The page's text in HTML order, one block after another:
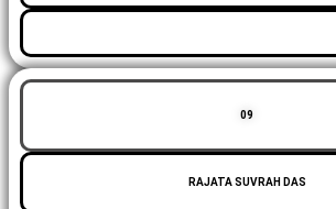
09
RAJATA SUVRAH DAS